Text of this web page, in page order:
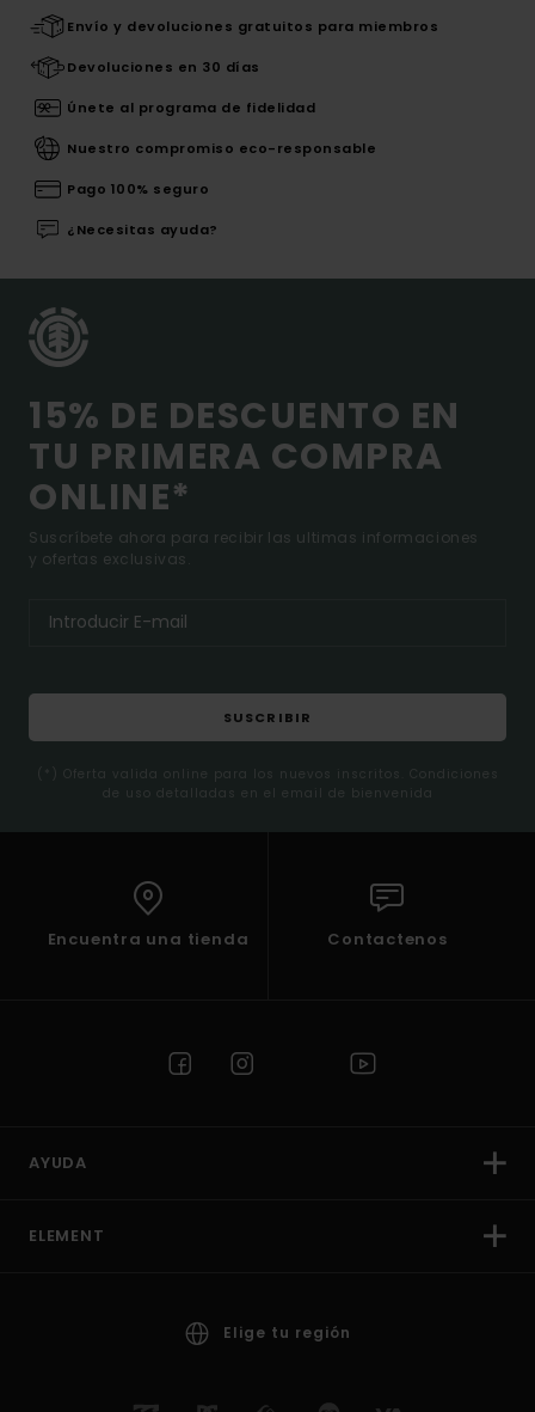
Envío y devoluciones gratuitos para miembros
Devoluciones en 30 días
Únete al programa de fidelidad
Nuestro compromiso eco-responsable
Pago 100% seguro
¿Necesitas ayuda?
15% DE DESCUENTO EN
TU PRIMERA COMPRA
ONLINE*
Suscríbete ahora para recibir las ultimas informaciones
y ofertas exclusivas.
SUSCRIBIR
(*) Oferta valida online para los nuevos inscritos. Condiciones
de uso detalladas en el email de bienvenida
Encuentra una tienda Contactenos
AYUDA
ELEMENT
Elige tu región